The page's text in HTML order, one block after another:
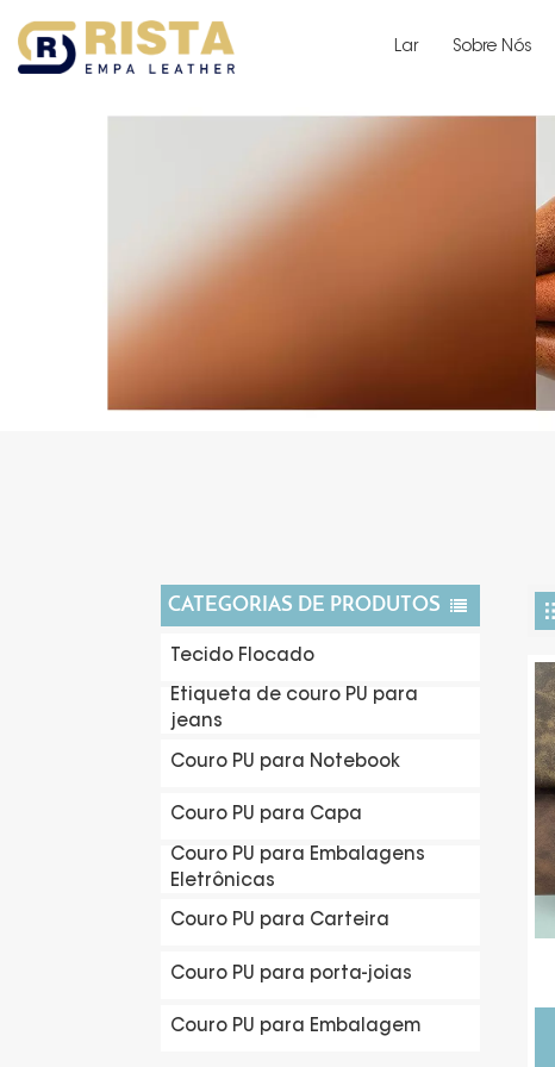
Lar Sobre Nós
CATEGORIAS DE PRODUTOS
Tecido Flocado
Etiqueta de couro PU para
jeans
Couro PU para Notebook
Couro PU para Capa
Couro PU para Embalagens
Eletrônicas
Couro PU para Carteira
Couro PU para porta-joias
Couro PU para Embalagem